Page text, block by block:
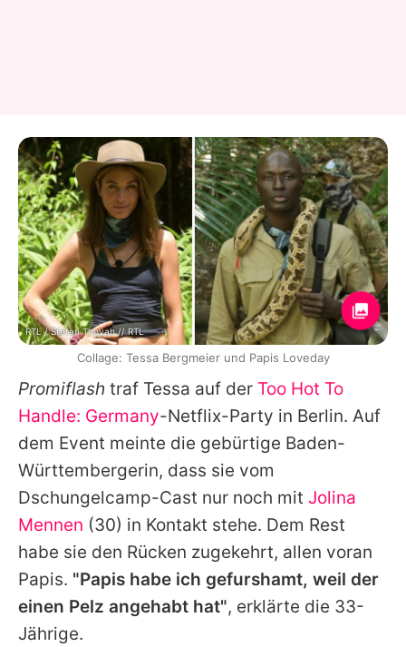
Promiflash traf Tessa auf der Too Hot To
Handle: Germany-Netflix-Party in Berlin. Auf
dem Event meinte die gebürtige Baden-
Württembergerin, dass sie vom
Dschungelcamp-Cast nur noch mit Jolina
Mennen (30) in Kontakt stehe. Dem Rest
habe sie den Rücken zugekehrt, allen voran
Papis. "Papis habe ich gefurshamt, weil der
einen Pelz angehabt hat", erklärte die 33-
Jährige.
RTL / Stefan Thoyah // RTL
Collage: Tessa Bergmeier und Papis Loveday